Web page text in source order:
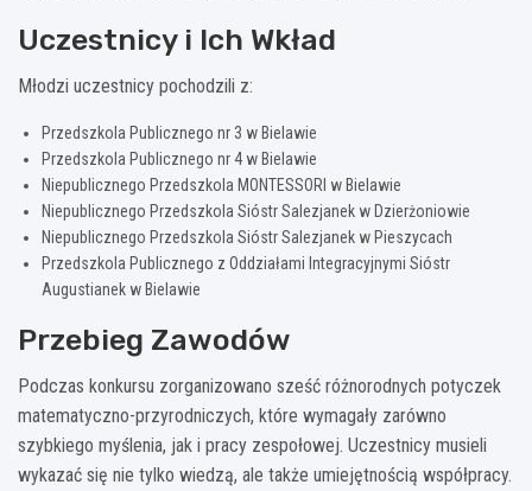
Uczestnicy i Ich Wkład
Młodzi uczestnicy pochodzili z:
Przedszkola Publicznego nr 3 w Bielawie
Przedszkola Publicznego nr 4 w Bielawie
Niepublicznego Przedszkola MONTESSORI w Bielawie
Niepublicznego Przedszkola Sióstr Salezjanek w Dzierżoniowie
Niepublicznego Przedszkola Sióstr Salezjanek w Pieszycach
Przedszkola Publicznego z Oddziałami Integracyjnymi Sióstr
Augustianek w Bielawie
Przebieg Zawodów
Podczas konkursu zorganizowano sześć różnorodnych potyczek
matematyczno-przyrodniczych, które wymagały zarówno
szybkiego myślenia, jak i pracy zespołowej. Uczestnicy musieli
wykazać się nie tylko wiedzą, ale także umiejętnością współpracy.